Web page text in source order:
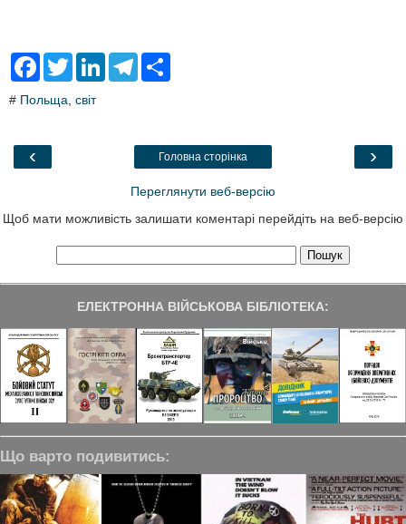
F
e
o
T
t
L
T
a
# Польща світ
‹ ›
Головна сторінка
Переглянути веб-версію
Щоб мати можливість залишати коментарі перейдіть на веб-версію
ЕЛЕКТРОННА ВІЙСЬКОВА БІБЛІОТЕКА:
Що варто подивитись: